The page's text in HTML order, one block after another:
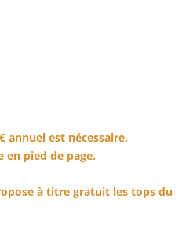
annuel est nécessaire.
en pied de page.
à titre gratuit les tops du